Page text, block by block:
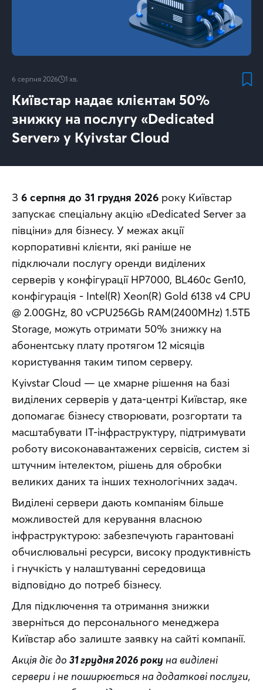
6 серпня 2026 1 хв.
Київстар надає клієнтам 50%
знижку на послугу «Dedicated
Server» у Kyivstar Cloud
З 6 серпня до 31 грудня 2026 року Київстар
запускає спеціальну акцію «Dedicated Server за
півціни» для бізнесу. У межах акції
корпоративні клієнти, які раніше не
підключали послугу оренди виділених
серверів у конфігурації HP7000, BL460c Gen10,
конфігурація - Intel(R) Xeon(R) Gold 6138 v4 CPU
@ 2.00GHz, 80 vCPU256Gb RAM(2400MHz) 1.5ТБ
Storage, можуть отримати 50% знижку на
абонентську плату протягом 12 місяців
користування таким типом серверу.
Kyivstar Cloud — це хмарне рішення на базі
виділених серверів у дата-центрі Київстар, яке
допомагає бізнесу створювати, розгортати та
масштабувати ІТ-інфраструктуру, підтримувати
роботу високонавантажених сервісів, систем зі
штучним інтелектом, рішень для обробки
великих даних та інших технологічних задач.
Виділені сервери дають компаніям більше
можливостей для керування власною
інфраструктурою: забезпечують гарантовані
обчислювальні ресурси, високу продуктивність
і гнучкість у налаштуванні середовища
відповідно до потреб бізнесу.
Для підключення та отримання знижки
зверніться до персонального менеджера
Київстар або залиште заявку на сайті компанії.
Акція діє до 31 грудня 2026 року на виділені
сервери і не поширюється на додаткові послуги,